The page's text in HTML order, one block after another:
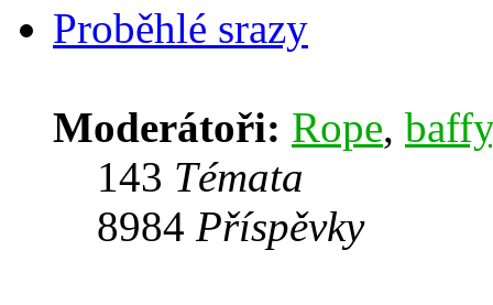
Proběhlé srazy
Moderátoři: Rope, baffy
143 Témata
8984 Příspěvky